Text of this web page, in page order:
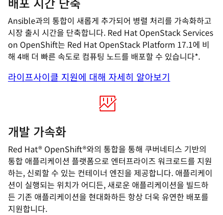
Ansible과의 통합이 새롭게 추가되어 병렬 처리를 가속화하고
시장 출시 시간을 단축합니다. Red Hat OpenStack Services
on OpenShift는 Red Hat OpenStack Platform 17.1에 비
해 4배 더 빠른 속도로 컴퓨팅 노드를 배포할 수 있습니다*.
라이프사이클 지원에 대해 자세히 알아보기
개발 가속화
Red Hat® OpenShift®와의 통합을 통해 쿠버네티스 기반의
통합 애플리케이션 플랫폼으로 엔터프라이즈 워크로드를 지원
하는, 신뢰할 수 있는 컨테이너 엔진을 제공합니다. 애플리케이
션이 실행되는 위치가 어디든, 새로운 애플리케이션을 빌드하
든 기존 애플리케이션을 현대화하든 항상 더욱 유연한 배포를
지원합니다.